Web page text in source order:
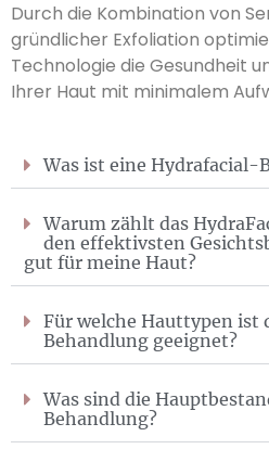
Durch die Kombination von
gründlicher Exfoliation
Technologie die Gesundheit
Ihrer Haut mit minimalem
Was ist eine Hydrafacial-
Warum zählt das
den effektivsten
gut für meine Haut?
Für welche Hauttypen ist
Behandlung geeignet?
Was sind die
Behandlung?